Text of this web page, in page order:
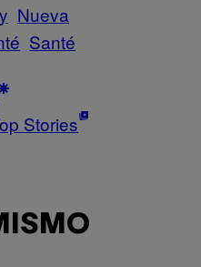
Nueva
Santé
Stories